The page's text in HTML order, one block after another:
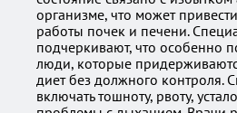
организме, что может
работы почек и печени.
подчеркивают, что особенно
люди, которые
диет без должного контроля.
включать тошноту, рвоту,